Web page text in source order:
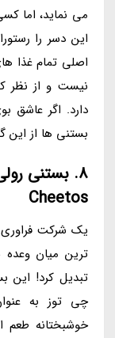
می نماید، اما
این دسر را
اصلی تمام غذا
نیست و از نظر
دارد. اگر عاشق
بستنی ها از این
Cheetos
یک شرکت فراوری
ترین میان
تبدیل کرد! این
چی توز به
خوشبختانه